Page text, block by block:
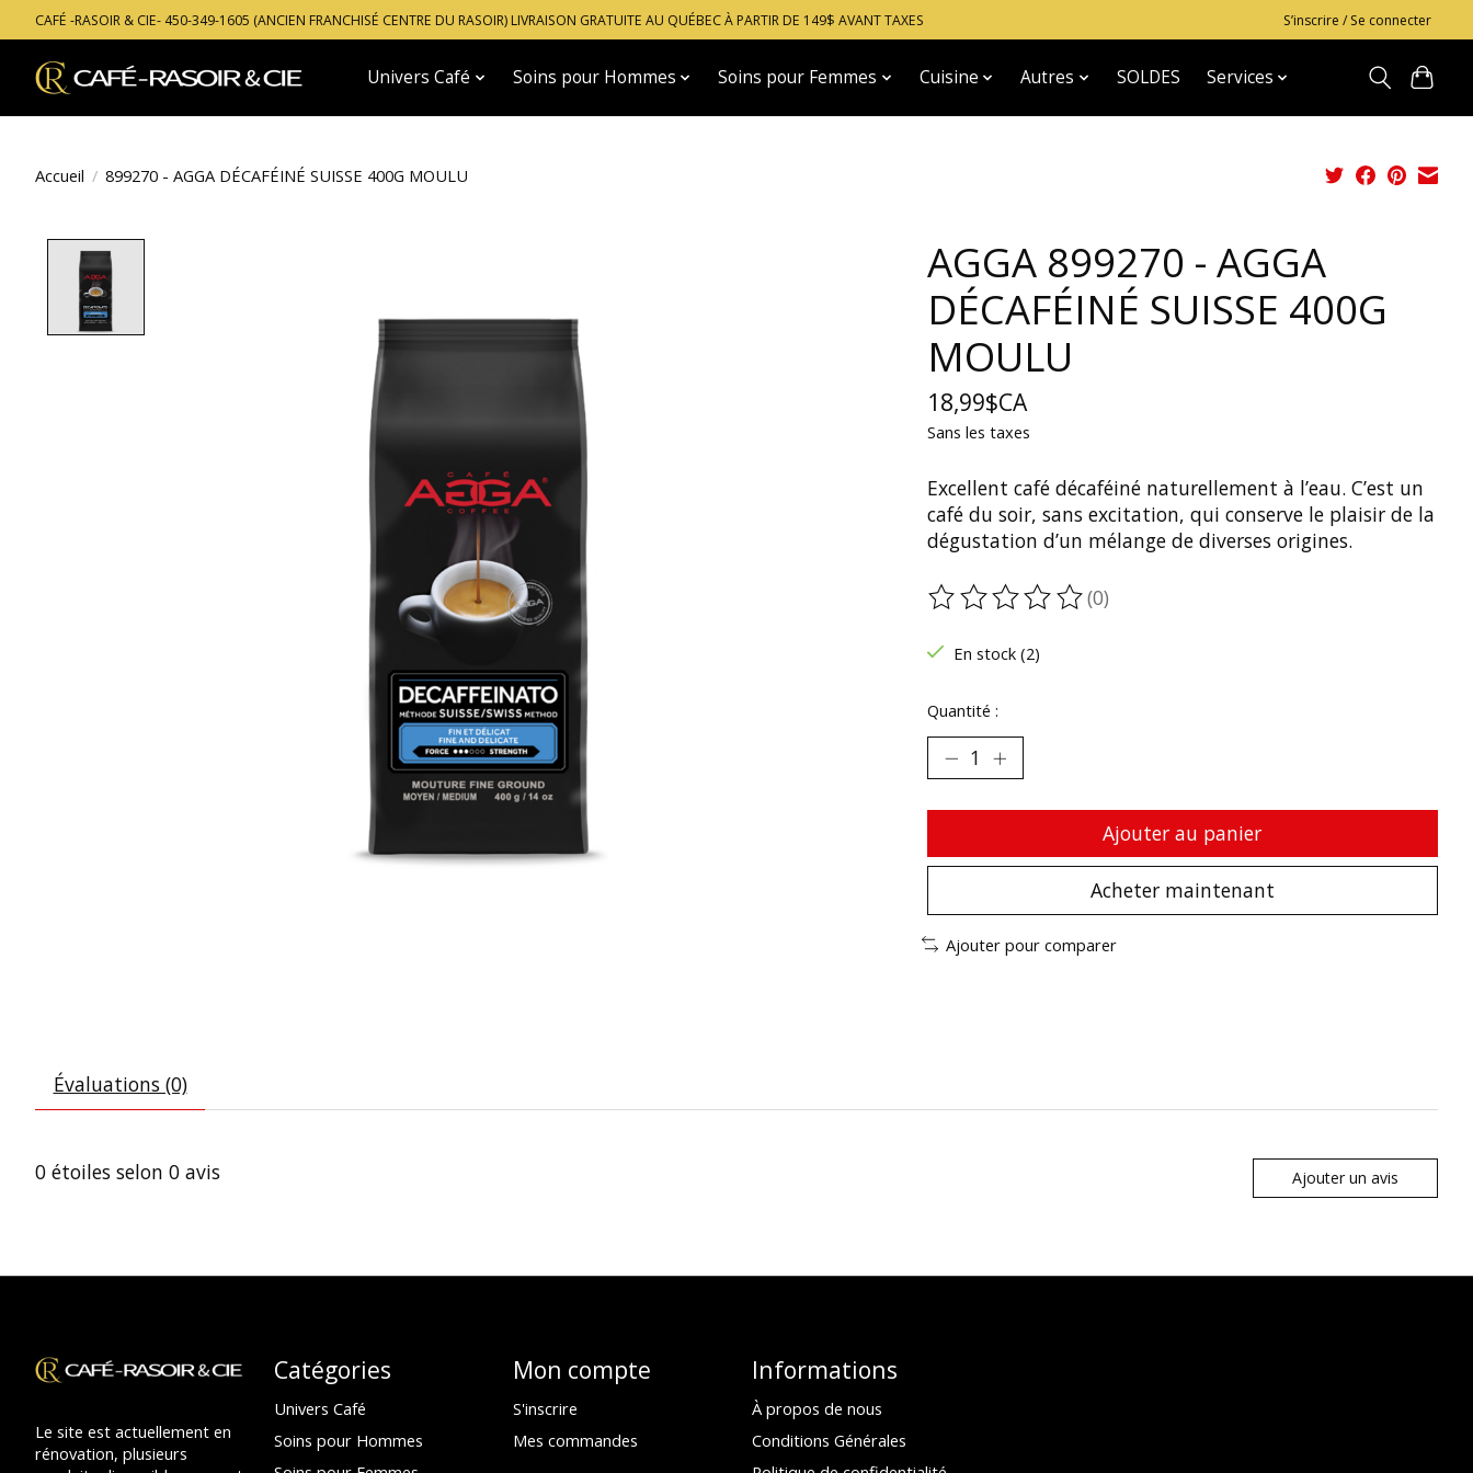
CAFÉ -RASOIR & CIE- 450-349-1605 (ANCIEN FRANCHISÉ CENTRE DU RASOIR) LIVRAISON GRATUITE AU QUÉBEC À PARTIR DE 149$ AVANT TAXES S’inscrire / Se connecter
Univers Café Soins pour Hommes Soins pour Femmes Cuisine Autres SOLDES Services
Accueil / 899270 - AGGA DÉCAFÉINÉ SUISSE 400G MOULU
AGGA 899270 - AGGA
DÉCAFÉINÉ SUISSE 400G
MOULU
18,99$CA
Sans les taxes
Excellent café décaféiné naturellement à l’eau. C’est un
café du soir, sans excitation, qui conserve le plaisir de la
dégustation d’un mélange de diverses origines.
Ce produit est évalué à
(0)
En stock (2)
Quantité :
Ajouter au panier
Acheter maintenant
Ajouter pour comparer
Évaluations (0)
0 étoiles selon 0 avis Ajouter un avis
Le site est actuellement en
rénovation, plusieurs
Catégories
Univers Café
Soins pour Hommes
Mon compte
S'inscrire
Mes commandes
Informations
À propos de nous
Conditions Générales